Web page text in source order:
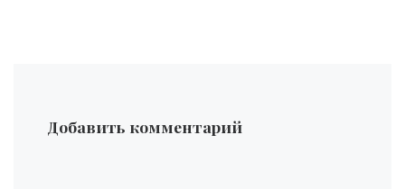
Добавить комментарий